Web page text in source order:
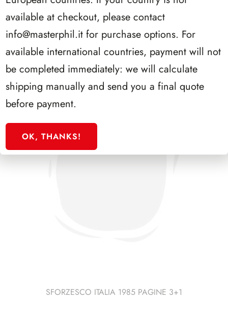
SFORZESCO ITALIA 1993 PAGINE 6
SFORZESCO ITALIA 1985 PAGINE 3+1
available at checkout, please contact
info@masterphil.it for purchase options. For
available international countries, payment will not
be completed immediately: we will calculate
shipping manually and send you a final quote
before payment.
OK, THANKS!